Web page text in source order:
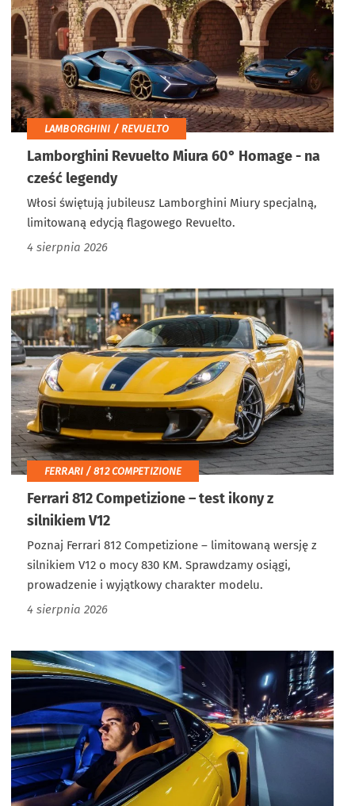
LAMBORGHINI / REVUELTO
Lamborghini Revuelto Miura 60° Homage - na
cześć legendy
Włosi świętują jubileusz Lamborghini Miury specjalną,
limitowaną edycją flagowego Revuelto.
4 sierpnia 2026
FERRARI / 812 COMPETIZIONE
Ferrari 812 Competizione – test ikony z
silnikiem V12
Poznaj Ferrari 812 Competizione – limitowaną wersję z
silnikiem V12 o mocy 830 KM. Sprawdzamy osiągi,
prowadzenie i wyjątkowy charakter modelu.
4 sierpnia 2026